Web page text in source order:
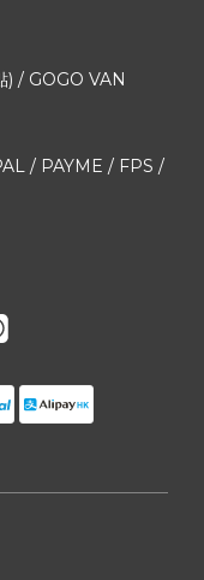
) / GOGO VAN
/ PAYME / FPS /